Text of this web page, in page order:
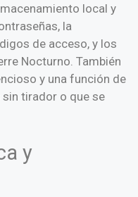
local y
la
de acceso, y los
Nocturno. También
y una función de
tirador o que se
y